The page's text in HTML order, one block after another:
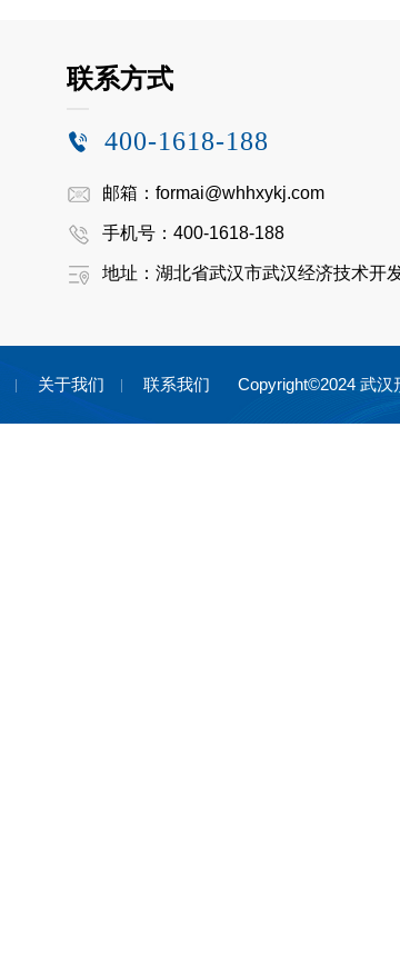
联系方式
400-1618-188
邮箱：formai@whhxykj.com
手机号：400-1618-188
地址：湖北省武汉市武汉经济技术开
关于我们 联系我们 Copyright©2024 武